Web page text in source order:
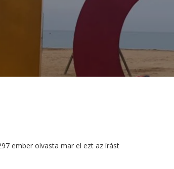
ember olvasta mar el ezt az írást